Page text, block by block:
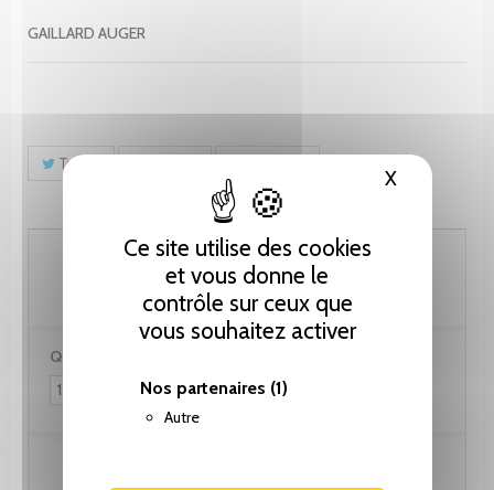
Ce site utilise des cookies
et vous donne le
contrôle sur ceux que
vous souhaitez activer
Nos partenaires (1)
Autre
XMasquer
GAILLARD AUGER
Tweet
76.95 CHF
Quantité :